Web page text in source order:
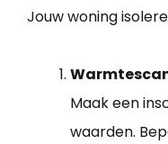
Jouw woning
Maak een
waarden.